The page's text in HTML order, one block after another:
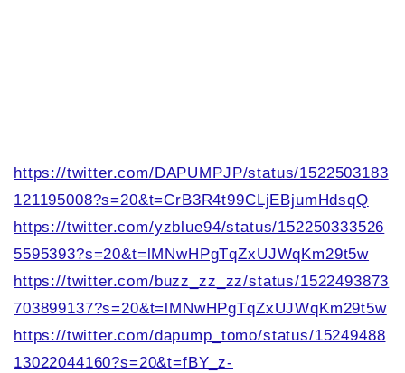
https://twitter.com/DAPUMPJP/status/1522503183
121195008?s=20&t=CrB3R4t99CLjEBjumHdsqQ
https://twitter.com/yzblue94/status/152250333526
5595393?s=20&t=lMNwHPgTqZxUJWqKm29t5w
https://twitter.com/buzz_zz_zz/status/1522493873
703899137?s=20&t=lMNwHPgTqZxUJWqKm29t5w
https://twitter.com/dapump_tomo/status/15249488
13022044160?s=20&t=fBY_z-